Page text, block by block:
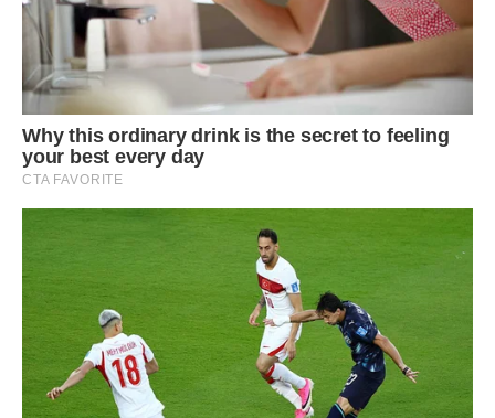
оплатами.
— Ліно, ти ж умієш домовлятися, подзвони майстру.
Спершу я раділа. Думала: мене прийняли. Мені довіряють.
Я не чужа.
А потім одного вечора зрозуміла, що не сідала спокійно
вже кілька днів. Артем прийшов пізно, кинув рюкзак і
— Ти чого така нервова?
— Я втомилася.